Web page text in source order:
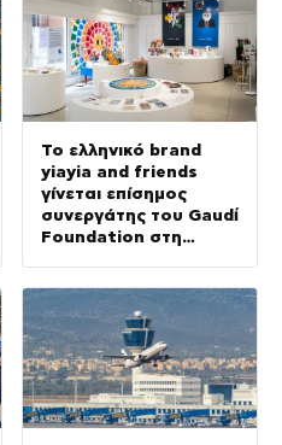
Το ελληνικό brand
yiayia and friends
γίνεται επίσημος
συνεργάτης του Gaudí
Foundation στη